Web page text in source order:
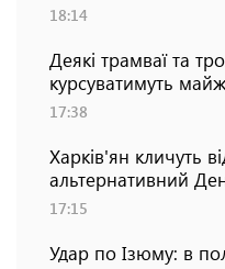
18:14
Деякі трамваї та
курсуватимуть
17:38
Харків'ян кличуть
альтернативний
17:15
Удар по Ізюму: в